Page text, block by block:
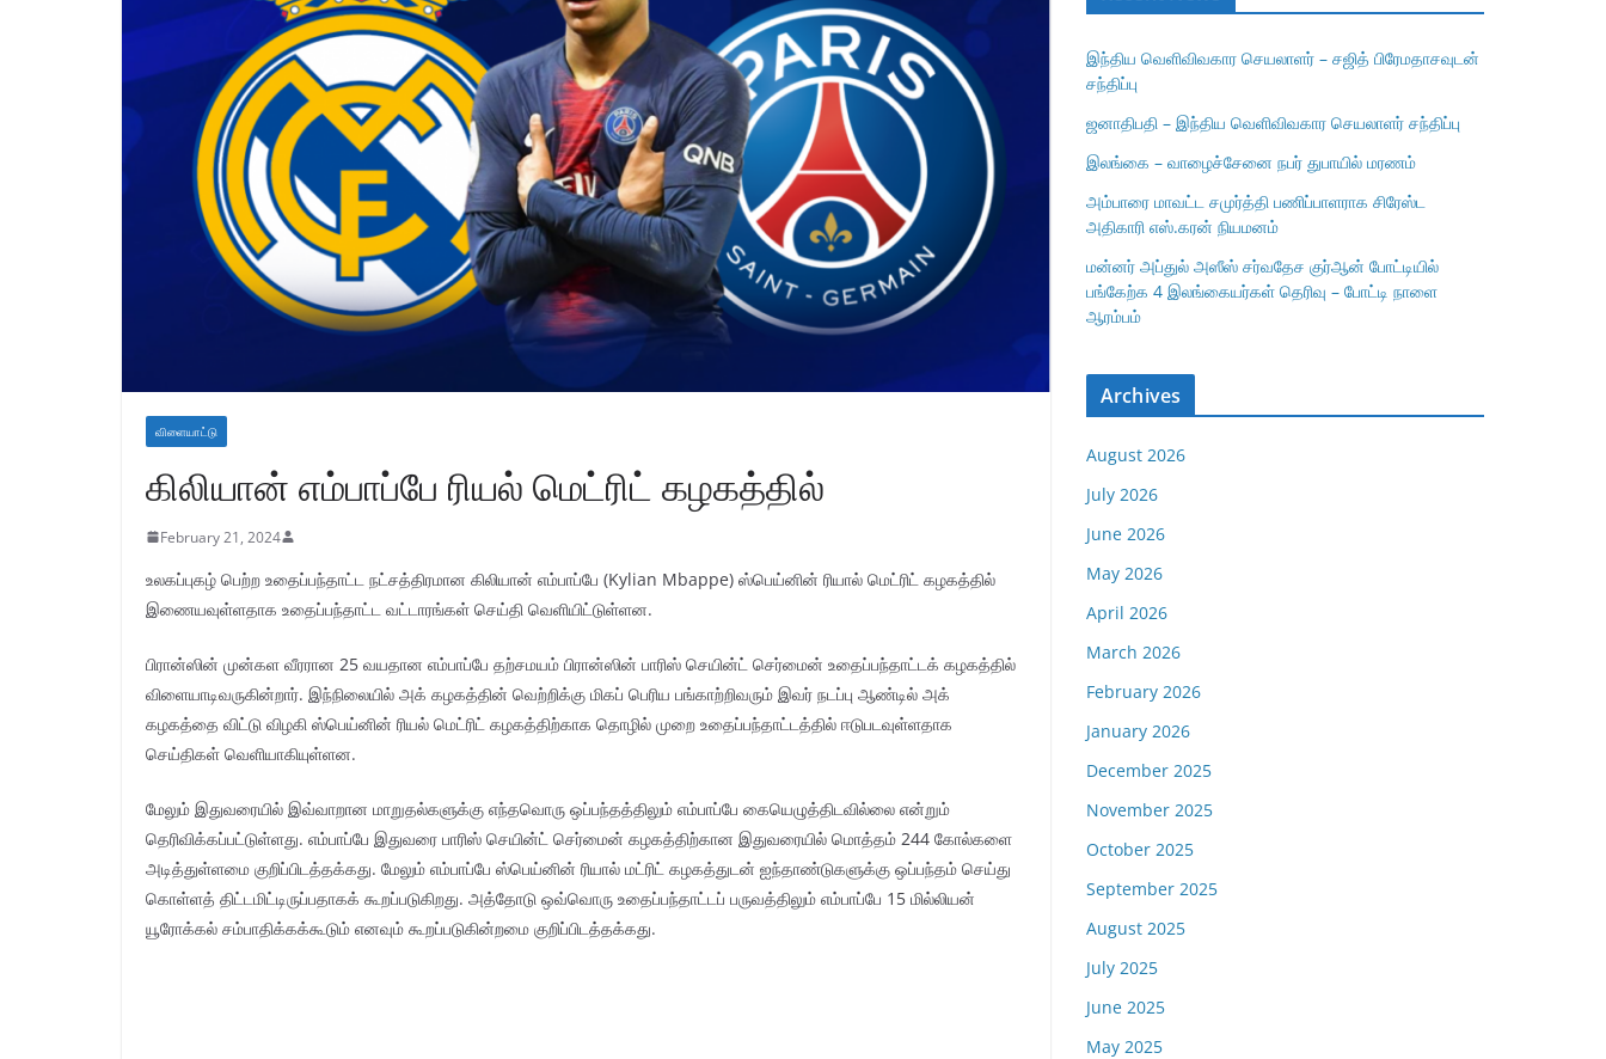
விளையாட்டு
கிலியான் எம்பாப்பே ரியல் மெட்ரிட் கழகத்தில்
February 21, 2024
உலகப்புகழ் பெற்ற உதைப்பந்தாட்ட நட்சத்திரமான கிலியான் எம்பாப்பே (Kylian Mbappe) ஸ்பெய்னின் ரியால் மெட்ரிட் கழகத்தில்
இணையவுள்ளதாக உதைப்பந்தாட்ட வட்டாரங்கள் செய்தி வெளியிட்டுள்ளன.
பிரான்ஸின் முன்கள வீரரான 25 வயதான எம்பாப்பே தற்சமயம் பிரான்ஸின் பாரிஸ் செயின்ட் செர்மைன் உதைப்பந்தாட்டக் கழகத்தில்
விளையாடிவருகின்றார். இந்நிலையில் அக் கழகத்தின் வெற்றிக்கு மிகப் பெரிய பங்காற்றிவரும் இவர் நடப்பு ஆண்டில் அக்
கழகத்தை விட்டு விழகி ஸ்பெய்னின் ரியல் மெட்ரிட் கழகத்திற்காக தொழில் முறை உதைப்பந்தாட்டத்தில் ஈடுபடவுள்ளதாக
செய்திகள் வெளியாகியுள்ளன.
மேலும் இதுவரையில் இவ்வாறான மாறுதல்களுக்கு எந்தவொரு ஒப்பந்தத்திலும் எம்பாப்பே கையெழுத்திடவில்லை என்றும்
தெரிவிக்கப்பட்டுள்ளது. எம்பாப்பே இதுவரை பாரிஸ் செயின்ட் செர்மைன் கழகத்திற்கான இதுவரையில் மொத்தம் 244 கோல்களை
அடித்துள்ளமை குறிப்பிடத்தக்கது. மேலும் எம்பாப்பே ஸ்பெய்னின் ரியால் மட்ரிட் கழகத்துடன் ஐந்தாண்டுகளுக்கு ஒப்பந்தம் செய்து
கொள்ளத் திட்டமிட்டிருப்பதாகக் கூறப்படுகிறது. அத்தோடு ஒவ்வொரு உதைப்பந்தாட்டப் பருவத்திலும் எம்பாப்பே 15 மில்லியன்
யூரோக்கல் சம்பாதிக்கக்கூடும் எனவும் கூறப்படுகின்றமை குறிப்பிடத்தக்கது.
இந்திய வெளிவிவகார செயலாளர் – சஜித் பிரேமதாசவுடன்
சந்திப்பு
ஜனாதிபதி – இந்திய வெளிவிவகார செயலாளர் சந்திப்பு
இலங்கை – வாழைச்சேனை நபர் துபாயில் மரணம்
அம்பாரை மாவட்ட சமுர்த்தி பணிப்பாளராக சிரேஸ்ட
அதிகாரி எஸ்.கரன் நியமனம்
மன்னர் அப்துல் அஸீஸ் சர்வதேச குர்ஆன் போட்டியில்
பங்கேற்க 4 இலங்கையர்கள் தெரிவு – போட்டி நாளை
ஆரம்பம்
Archives
August 2026
July 2026
June 2026
May 2026
April 2026
March 2026
February 2026
January 2026
December 2025
November 2025
October 2025
September 2025
August 2025
July 2025
June 2025
May 2025